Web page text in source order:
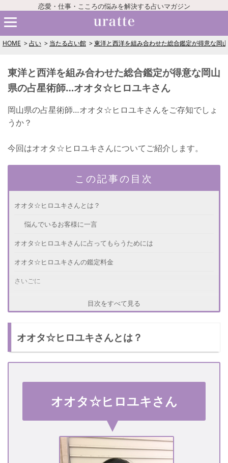
恋愛・仕事・こころの悩みを解決する占いマガジン
HOME 占い 当たる占い館 東洋と西洋を組み合わせた総合鑑定が得意な
東洋と西洋を組み合わせた総合鑑定が得意な岡山
県の占星術師…オオタ☆ヒロユキさん
岡山県の占星術師…オオタ☆ヒロユキさんをご存知でしょ
うか？
今回はオオタ☆ヒロユキさんについてご紹介します。
この記事の目次
オオタ☆ヒロユキさんとは？
悩んでいるお客様に一言
オオタ☆ヒロユキさんに占ってもらうためには
オオタ☆ヒロユキさんの鑑定料金
さいごに
目次をすべて見る
オオタ☆ヒロユキさんとは？
オオタ☆ヒロユキさん